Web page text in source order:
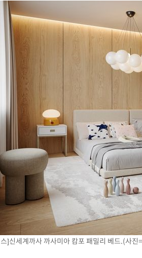
용인·청주 팹에 54조 투자…"AI 메모리 수요 선
영·이다영 자매, 아제르바이잔 투란VC 입단
접대 7경기 들여다보니…한국 축구 '5승 2무'
2.86포인트(0.36%) 내린 798.81마감
6200선 약보합…0.60% 내린 6258.77에 마쳐
환율, 7.7원 내린 1416.1원 마감
40.1도 관측…서울, 2018년 이후 첫 40도
, '계엄 수용공간 확보' 신용해 前교정본부장
한 韓축구 파문…"국민적 공분에 수사 재개"
색에 성접대 파문까지…'쑥대밭' 된 축구협회
화위원회 부위원장에 김태유 서울대 공대 교
위, '돌려차기 발언' 진종오·서범수 징계 절차
국 수출 23.9%↑ 수입 27.5%↑…무역총액
직 책임' 임성근, 항소심도 징역 3년
'관저이전 봐주기 감사' 유병호 구속기소
환자 4천명 돌파, 4053명 발생 1850명 사망
사기 혐의' 차가원 대표 구속 송치
네라 식중독 원인은 멕시코산 할라피뇨"-- CDC
]신세계까사 까사미아 캄포 패밀리 베드.(사